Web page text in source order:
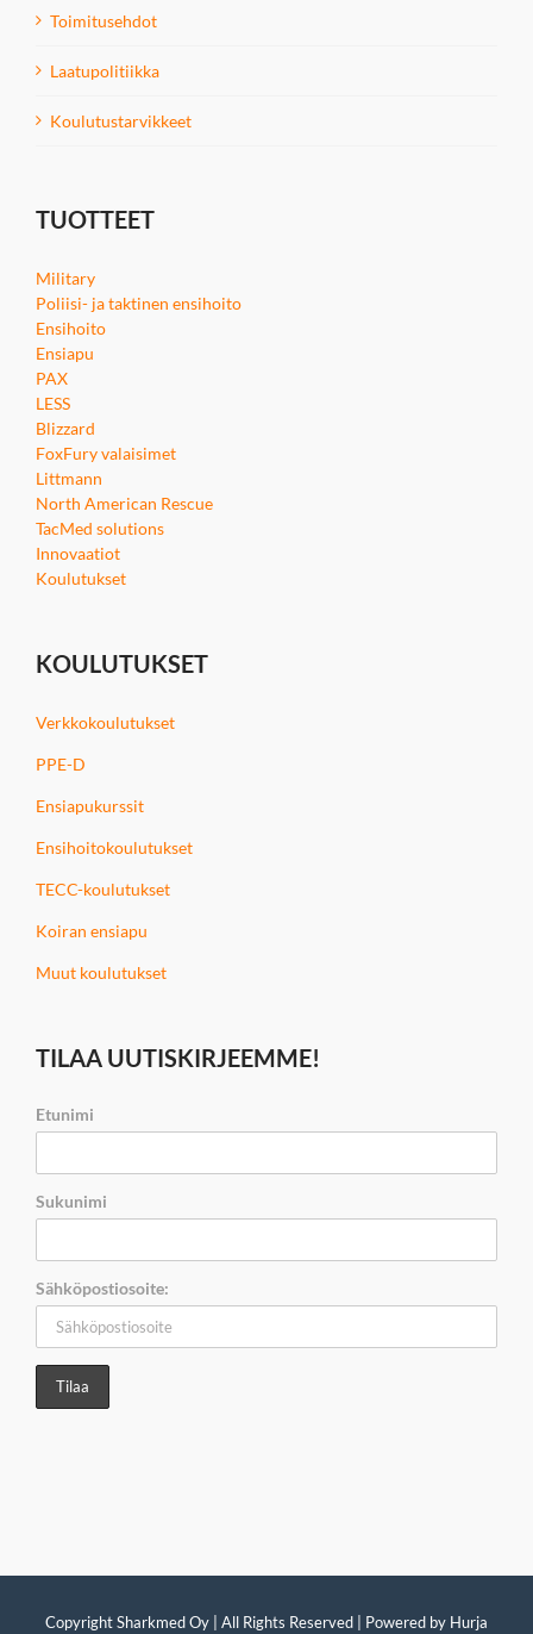
Toimitusehdot
Laatupolitiikka
Koulutustarvikkeet
TUOTTEET
Military
Poliisi- ja taktinen ensihoito
Ensihoito
Ensiapu
PAX
LESS
Blizzard
FoxFury valaisimet
Littmann
North American Rescue
TacMed solutions
Innovaatiot
Koulutukset
KOULUTUKSET
Verkkokoulutukset
PPE-D
Ensiapukurssit
Ensihoitokoulutukset
TECC-koulutukset
Koiran ensiapu
Muut koulutukset
TILAA UUTISKIRJEEMME!
Etunimi
Sukunimi
Sähköpostiosoite:
Copyright Sharkmed Oy | All Rights Reserved | Powered by Hurja